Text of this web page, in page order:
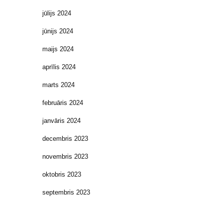
jūlijs 2024
jūnijs 2024
maijs 2024
aprīlis 2024
marts 2024
februāris 2024
janvāris 2024
decembris 2023
novembris 2023
oktobris 2023
septembris 2023